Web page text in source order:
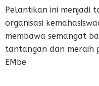
Pelantikan ini menjadi
organisasi
membawa semangat
tantangan dan meraih
EMbe